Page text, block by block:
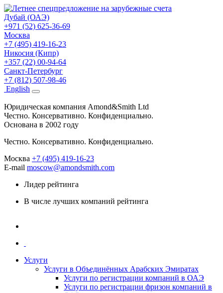
Дубай (ОАЭ)
+971 (52) 625-36-69
Москва
+7 (495) 419-16-23
Никосия (Кипр)
+357 (22) 00-94-64
Санкт-Петербург
+7 (812) 507-98-46
English
Юридическая компания Amond&Smith Ltd
Честно. Консервативно. Конфиденциально.
Основана в 2002 году
Честно. Консервативно. Конфиденциально.
Москва +7 (495) 419-16-23
E-mail moscow@amondsmith.com
Лидер рейтинга
В числе лучших компаний рейтинга
Услуги
Услуги в Объединённых Арабских Эмиратах
Услуги по регистрации компаний в ОАЭ
Услуги по регистрации фризон компаний в